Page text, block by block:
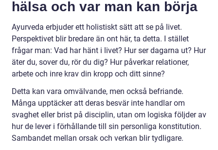
hälsa och var man kan börja
Ayurveda erbjuder ett holistiskt sätt att se på livet.
Perspektivet blir bredare än ont här, ta detta. I stället
frågar man: Vad har hänt i livet? Hur ser dagarna ut? Hur
äter du, sover du, rör du dig? Hur påverkar relationer,
arbete och inre krav din kropp och ditt sinne?
Detta kan vara omvälvande, men också befriande.
Många upptäcker att deras besvär inte handlar om
svaghet eller brist på disciplin, utan om logiska följder av
hur de lever i förhållande till sin personliga konstitution.
Sambandet mellan orsak och verkan blir tydligare.